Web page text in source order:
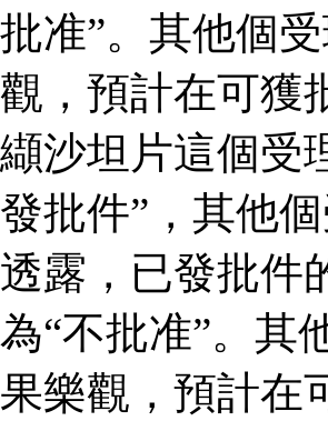
批准”。其他個
觀，預計在可獲
纈沙坦片這個受
發批件”，其他
透露，已發批件
為“不批准”。其
果樂觀，預計在